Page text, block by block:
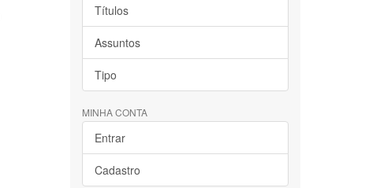
Títulos
Assuntos
Tipo
MINHA CONTA
Entrar
Cadastro